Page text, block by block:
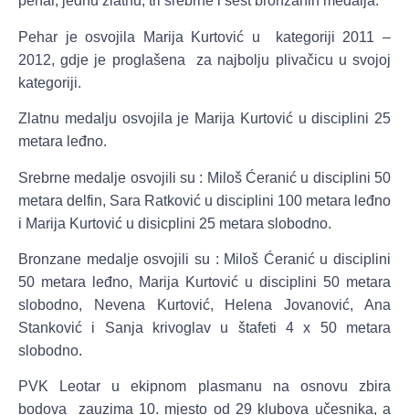
Pehar je osvojila Marija Kurtović u kategoriji 2011 –
2012, gdje je proglašena za najbolju plivačicu u svojoj
kategoriji.
Zlatnu medalju osvojila je Marija Kurtović u disciplini 25
metara leđno.
Srebrne medalje osvojili su : Miloš Ćeranić u disciplini 50
metara delfin, Sara Ratković u disciplini 100 metara leđno
i Marija Kurtović u disicplini 25 metara slobodno.
Bronzane medalje osvojili su : Miloš Ćeranić u disciplini
50 metara leđno, Marija Kurtović u disciplini 50 metara
slobodno, Nevena Kurtović, Helena Jovanović, Ana
Stanković i Sanja krivoglav u štafeti 4 x 50 metara
slobodno.
PVK Leotar u ekipnom plasmanu na osnovu zbira
bodova zauzima 10. mjesto od 29 klubova učesnika, a